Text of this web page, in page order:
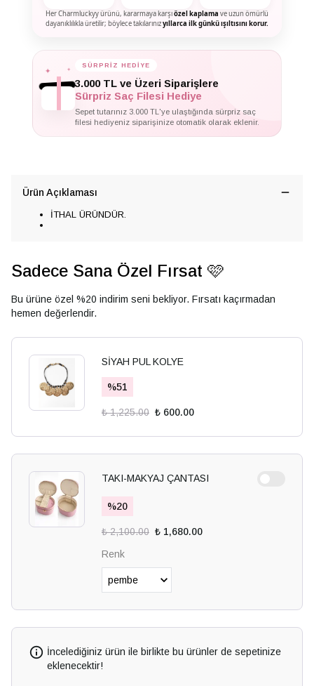
Her Charmluckyy ürünü, kararmaya karşıözel kaplama ve uzun ömürlü
dayanıklılıkla üretilir; böylece takılarınızyıllarca ilk günkü ışıltısını korur.
✦ SÜRPRİZ HEDİYE
3.000 TL ve Üzeri Siparişlere
Sürpriz Saç Filesi Hediye
Sepet tutarınız 3.000 TL'ye ulaştığında sürpriz saç
filesi hediyeniz siparişinize otomatik olarak eklenir.
Ürün Açıklaması
İTHAL ÜRÜNDÜR.
Sadece Sana Özel Fırsat 🩷
Bu ürüne özel %20 indirim seni bekliyor. Fırsatı kaçırmadan
hemen değerlendir.
SİYAH PUL KOLYE
%51
₺ 1,225.00 ₺ 600.00
TAKI-MAKYAJ ÇANTASI
%20
₺ 2,100.00 ₺ 1,680.00
Renk
İncelediğiniz ürün ile birlikte bu ürünler de sepetinize
eklenecektir!